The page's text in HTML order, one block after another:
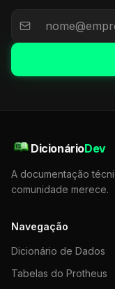
DicionárioDev
A documentação
comunidade merece.
Navegação
Dicionário de Dados
Tabelas do Protheus